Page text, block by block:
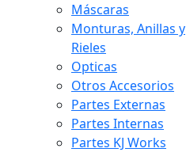
Máscaras
Monturas, Anillas y
Rieles
Opticas
Otros Accesorios
Partes Externas
Partes Internas
Partes KJ Works